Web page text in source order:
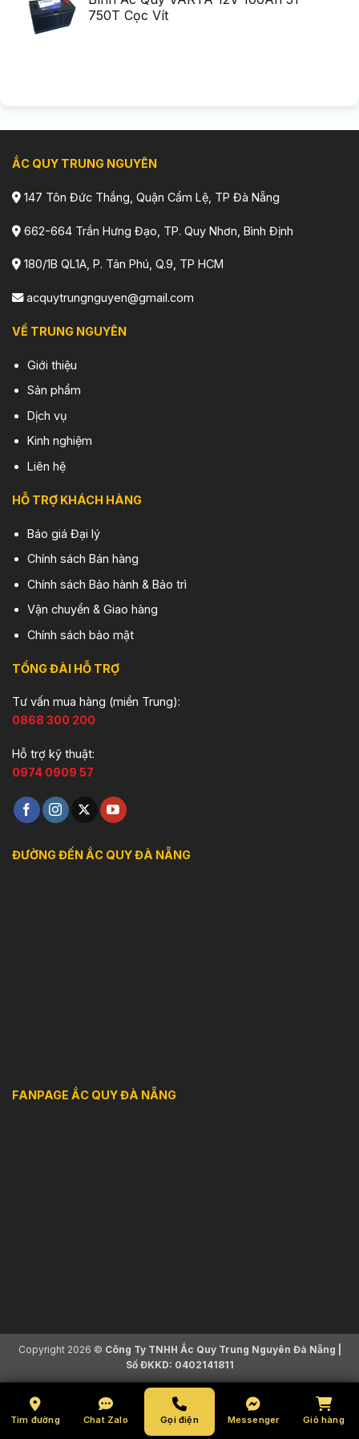
750T Cọc Vít
ẮC QUY TRUNG NGUYÊN
147 Tôn Đức Thắng, Quận Cẩm Lệ, TP Đà Nẵng
662-664 Trần Hưng Đạo, TP. Quy Nhơn, Bình Định
180/1B QL1A, P. Tân Phú, Q.9, TP HCM
acquytrungnguyen@gmail.com
VỀ TRUNG NGUYÊN
Giới thiệu
Sản phẩm
Dịch vụ
Kinh nghiệm
Liên hệ
HỖ TRỢ KHÁCH HÀNG
Báo giá Đại lý
Chính sách Bán hàng
Chính sách Bảo hành & Bảo trì
Vận chuyển & Giao hàng
Chính sách bảo mật
TỔNG ĐÀI HỖ TRỢ
Tư vấn mua hàng (miền Trung):
0868 300 200
Hỗ trợ kỹ thuật:
0974 0909 57
ĐƯỜNG ĐẾN ẮC QUY ĐÀ NẴNG
FANPAGE ẮC QUY ĐÀ NẴNG
Copyright 2026 © Công Ty TNHH Ắc Quy Trung Nguyên Đà Nẵng |
Số ĐKKD: 0402141811
Tìm đường Chat Zalo Gọi điện Messenger Giỏ hàng